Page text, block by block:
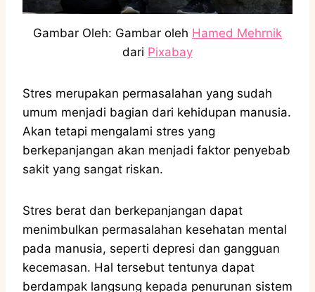
Gambar Oleh: Gambar oleh Hamed Mehrnik
dari Pixabay
Stres merupakan permasalahan yang sudah
umum menjadi bagian dari kehidupan manusia.
Akan tetapi mengalami stres yang
berkepanjangan akan menjadi faktor penyebab
sakit yang sangat riskan.
Stres berat dan berkepanjangan dapat
menimbulkan permasalahan kesehatan mental
pada manusia, seperti depresi dan gangguan
kecemasan. Hal tersebut tentunya dapat
berdampak langsung kepada penurunan sistem